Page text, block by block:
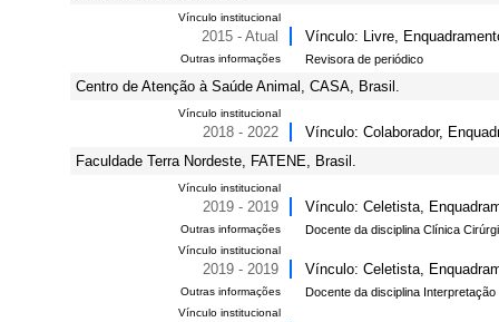
Vínculo institucional
2015 - Atual Vínculo: Livre,
Outras informações Revisora de periódico
Centro de Atenção à Saúde Animal, CASA, Brasil.
Vínculo institucional
2018 - 2022
Vínculo: Colaborador,
Faculdade Terra Nordeste, FATENE, Brasil.
Vínculo institucional
2019 - 2019 Vínculo: Celetista,
Outras informações Docente da disciplina Clínica
Vínculo institucional
2019 - 2019 Vínculo: Celetista,
Outras informações Docente da disciplina
Vínculo institucional